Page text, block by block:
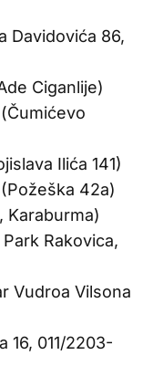
Davidovića 86,
Ciganlije)
(Čumićevo
Ilića 141)
(Požeška 42a)
Karaburma)
Rakovica,
Vudroa Vilsona
16, 011/2203-